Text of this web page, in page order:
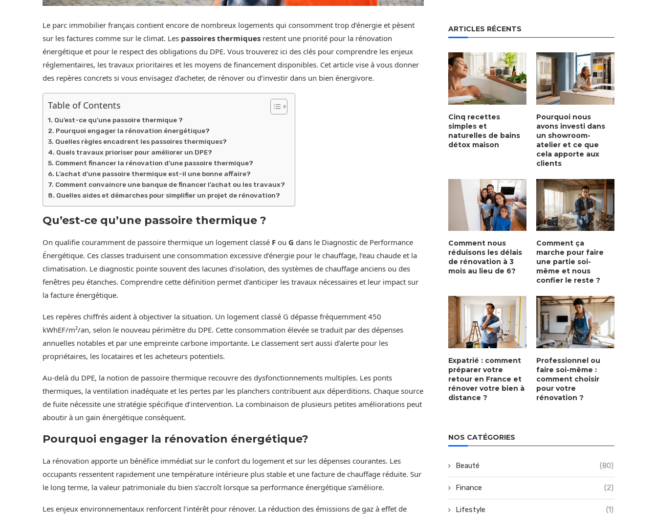
Le parc immobilier français contient encore de nombreux logements qui consomment trop d’énergie et pèsent
sur les factures comme sur le climat. Les passoires thermiques restent une priorité pour la rénovation
énergétique et pour le respect des obligations du DPE. Vous trouverez ici des clés pour comprendre les enjeux
réglementaires, les travaux prioritaires et les moyens de financement disponibles. Cet article vise à vous donner
des repères concrets si vous envisagez d’acheter, de rénover ou d’investir dans un bien énergivore.
Table of Contents
Qu’est-ce qu’une passoire thermique ?
Pourquoi engager la rénovation énergétique?
Quelles règles encadrent les passoires thermiques?
Quels travaux prioriser pour améliorer un DPE?
Comment financer la rénovation d’une passoire thermique?
L’achat d’une passoire thermique est-il une bonne affaire?
Comment convaincre une banque de financer l’achat ou les travaux?
Quelles aides et démarches pour simplifier un projet de rénovation?
Qu’est-ce qu’une passoire thermique ?
On qualifie couramment de passoire thermique un logement classé F ou G dans le Diagnostic de Performance
Énergétique. Ces classes traduisent une consommation excessive d’énergie pour le chauffage, l’eau chaude et la
climatisation. Le diagnostic pointe souvent des lacunes d’isolation, des systèmes de chauffage anciens ou des
fenêtres peu étanches. Comprendre cette définition permet d’anticiper les travaux nécessaires et leur impact sur
la facture énergétique.
Les repères chiffrés aident à objectiver la situation. Un logement classé G dépasse fréquemment 450
kWhEF/m²/an, selon le nouveau périmètre du DPE. Cette consommation élevée se traduit par des dépenses
annuelles notables et par une empreinte carbone importante. Le classement sert aussi d’alerte pour les
propriétaires, les locataires et les acheteurs potentiels.
Au-delà du DPE, la notion de passoire thermique recouvre des dysfonctionnements multiples. Les ponts
thermiques, la ventilation inadéquate et les pertes par les planchers contribuent aux déperditions. Chaque source
de fuite nécessite une stratégie spécifique d’intervention. La combinaison de plusieurs petites améliorations peut
aboutir à un gain énergétique conséquent.
Pourquoi engager la rénovation énergétique?
La rénovation apporte un bénéfice immédiat sur le confort du logement et sur les dépenses courantes. Les
occupants ressentent rapidement une température intérieure plus stable et une facture de chauffage réduite. Sur
le long terme, la valeur patrimoniale du bien s’accroît lorsque sa performance énergétique s’améliore.
Les enjeux environnementaux renforcent l’intérêt pour rénover. La réduction des émissions de gaz à effet de
ARTICLES RÉCENTS
Cinq recettes
simples et
naturelles de bains
détox maison
Pourquoi nous
avons investi dans
un showroom-
atelier et ce que
cela apporte aux
clients
Comment nous
réduisons les délais
de rénovation à 3
mois au lieu de 6?
Comment ça
marche pour faire
une partie soi-
même et nous
confier le reste ?
Expatrié : comment
préparer votre
retour en France et
rénover votre bien à
distance ?
Professionnel ou
faire soi-même :
comment choisir
pour votre
rénovation ?
NOS CATÉGORIES
Beauté (80)
Finance (2)
Lifestyle (1)